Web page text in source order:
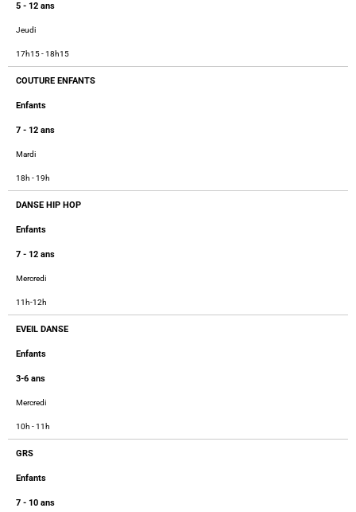
5 - 12 ans
Jeudi
17h15 - 18h15
COUTURE ENFANTS
Enfants
7 - 12 ans
Mardi
18h - 19h
DANSE HIP HOP
Enfants
7 - 12 ans
Mercredi
11h-12h
EVEIL DANSE
Enfants
3-6 ans
Mercredi
10h - 11h
GRS
Enfants
7 - 10 ans